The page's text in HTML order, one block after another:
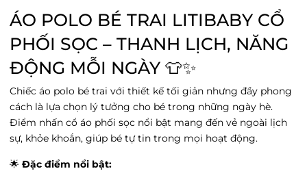
Vincom 3 tháng 2 - Vincom 3 tháng 2,
Phường Cát Linh, Hà Nội
Tình trạng: Hết hàng
satra - satra, Phường Văn Miếu, Hà Nội
Tình trạng:Hết hàng
Vin Hải Phòng Imperia - Vin Hải Phòng
Imperia, Phường Thượng Lý, Hải Phòng
Tình trạng:Hết hàng
Vin Thanh Hóa - 27 Đ. Trần Phú, Phường Điện
ÁO POLO BÉ TRAI LITIBABY CỔ
PHỐI SỌC – THANH LỊCH, NĂNG
ĐỘNG MỖI NGÀY 👕✨
Chiếc áo polo bé trai với thiết kế tối giản nhưng đầy phong
cách là lựa chọn lý tưởng cho bé trong những ngày hè.
Điểm nhấn cổ áo phối sọc nổi bật mang đến vẻ ngoài lịch
sự, khỏe khoắn, giúp bé tự tin trong mọi hoạt động.
🌟 Đặc điểm nổi bật: